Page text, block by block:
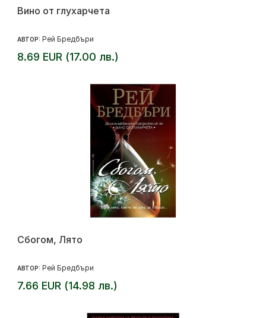
Вино от глухарчета
АВТОР: Рей Бредбъри
8.69 EUR (17.00 лв.)
Сбогом, Лято
АВТОР: Рей Бредбъри
7.66 EUR (14.98 лв.)